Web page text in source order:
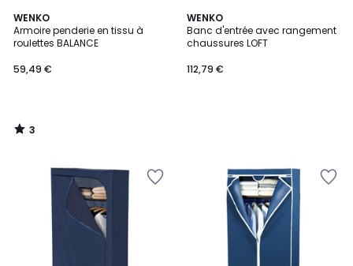
WENKO
Armoire penderie en tissu à
roulettes BALANCE
59,49 €
3
/
5
3
/
WENKO
Banc d'entrée avec rangement
chaussures LOFT
112,79 €